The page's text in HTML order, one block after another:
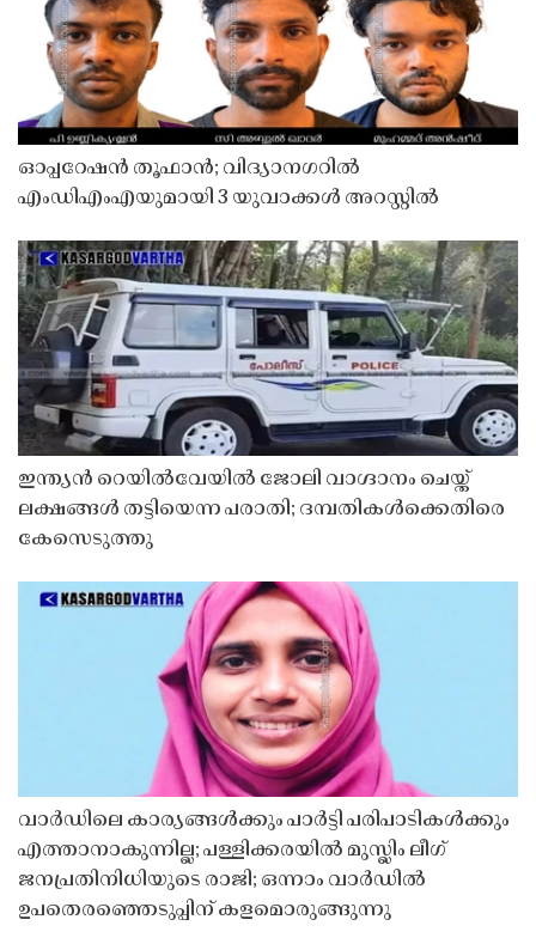
ഓപ്പറേഷൻ തൂഫാൻ; വിദ്യാനഗറിൽ
എംഡിഎംഎയുമായി 3 യുവാക്കൾ അറസ്റ്റിൽ
ഇന്ത്യൻ റെയിൽവേയിൽ ജോലി വാഗ്ദാനം ചെയ്ത്
ലക്ഷങ്ങൾ തട്ടിയെന്ന പരാതി; ദമ്പതികൾക്കെതിരെ
കേസെടുത്തു
വാർഡിലെ കാര്യങ്ങൾക്കും പാർട്ടി പരിപാടികൾക്കും
എത്താനാകുന്നില്ല; പള്ളിക്കരയിൽ മുസ്ലിം ലീഗ്
ജനപ്രതിനിധിയുടെ രാജി; ഒന്നാം വാർഡിൽ
ഉപതെരഞ്ഞെടുപ്പിന് കളമൊരുങ്ങുന്നു